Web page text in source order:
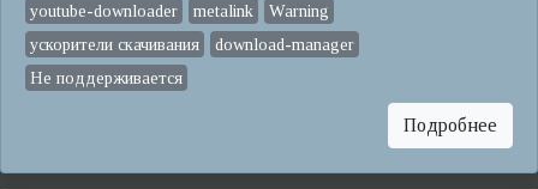
youtube-downloader
metalink
Warning
ускорители скачивания
download-manager
Не поддерживается
Подробнее